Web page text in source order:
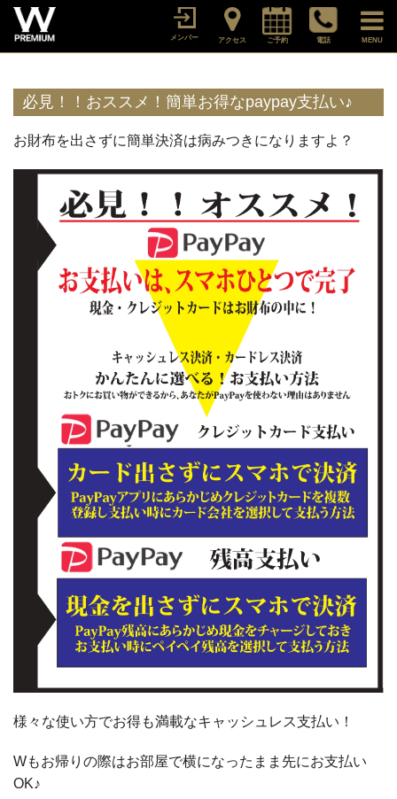
メンバー アクセス ご予約 電話 MENU
必見！！おススメ！簡単お得なpaypay支払い♪
お財布を出さずに簡単決済は病みつきになりますよ？
様々な使い方でお得も満載なキャッシュレス支払い！
Wもお帰りの際はお部屋で横になったまま先にお支払い
OK♪